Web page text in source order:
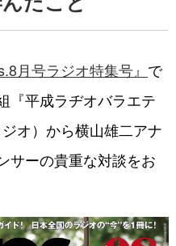
月号ラジオ特集号』 で
『平成ラヂオバラエテ
オ）から横山雄二アナ
サーの貴重な対談をお